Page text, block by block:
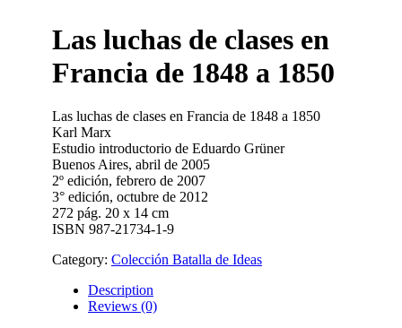
Las luchas de clases en
Francia de 1848 a 1850
Las luchas de clases en Francia de 1848 a 1850
Karl Marx
Estudio introductorio de Eduardo Grüner
Buenos Aires, abril de 2005
2º edición, febrero de 2007
3° edición, octubre de 2012
272 pág. 20 x 14 cm
ISBN 987-21734-1-9
Category: Colección Batalla de Ideas
Description
Reviews (0)